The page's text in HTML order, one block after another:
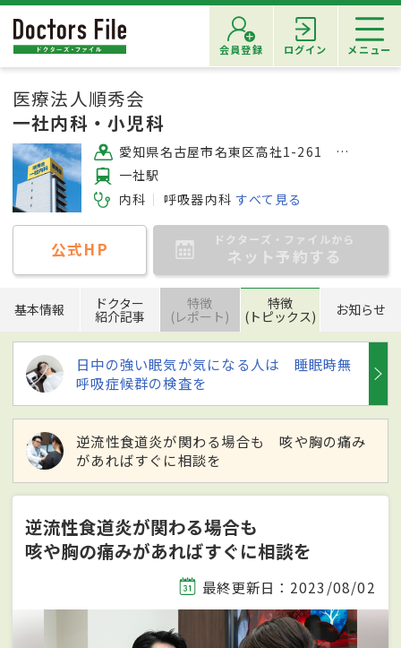
会員登録 ログイン メニュー
医療法人順秀会
一社内科・小児科
愛知県名古屋市名東区高社1-261 Bel Spazio ISSHA 1階
一社駅
内科
呼吸器内科 すべて見る
公式HP ドクターズ・ファイルから
ネット予約する
基本情報 ドクター
紹介記事
特徴
(レポート)
特徴
(トピックス) お知らせ
日中の強い眠気が気になる人は 睡眠時無
呼吸症候群の検査を
逆流性食道炎が関わる場合も 咳や胸の痛み
があればすぐに相談を
逆流性食道炎が関わる場合も
咳や胸の痛みがあればすぐに相談を
最終更新日：2023/08/02